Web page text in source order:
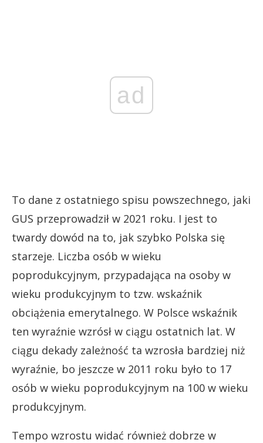
ad
To dane z ostatniego spisu powszechnego, jaki
GUS przeprowadził w 2021 roku. I jest to
twardy dowód na to, jak szybko Polska się
starzeje. Liczba osób w wieku
poprodukcyjnym, przypadająca na osoby w
wieku produkcyjnym to tzw. wskaźnik
obciążenia emerytalnego. W Polsce wskaźnik
ten wyraźnie wzrósł w ciągu ostatnich lat. W
ciągu dekady zależność ta wzrosła bardziej niż
wyraźnie, bo jeszcze w 2011 roku było to 17
osób w wieku poprodukcyjnym na 100 w wieku
produkcyjnym.
Tempo wzrostu widać również dobrze w